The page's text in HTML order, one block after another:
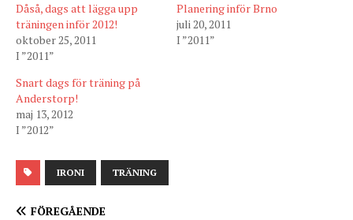
Dåså, dags att lägga upp
träningen inför 2012!
oktober 25, 2011
I ”2011”
Planering inför Brno
juli 20, 2011
I ”2011”
Snart dags för träning på
Anderstorp!
maj 13, 2012
I ”2012”
IRONI TRÄNING
FÖREGÅENDE